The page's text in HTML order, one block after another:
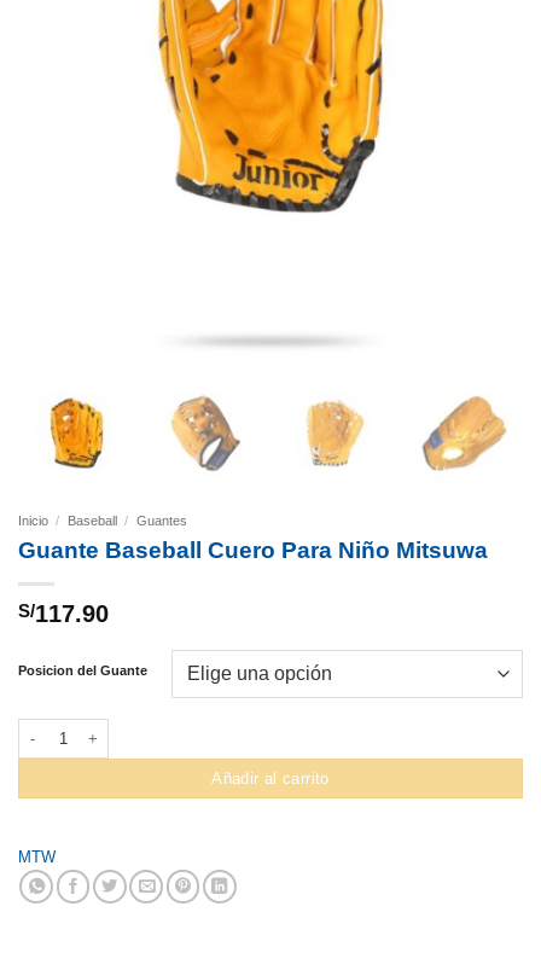
Inicio / Baseball / Guantes
Guante Baseball Cuero Para Niño Mitsuwa
S/117.90
Posicion del Guante
Añadir al carrito
MTW